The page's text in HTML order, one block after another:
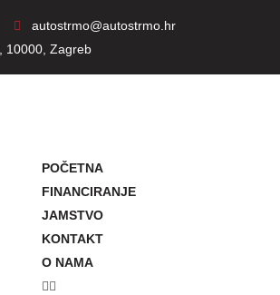
autostrmo@autostrmo.hr
10000, Zagreb
POČETNA
FINANCIRANJE
JAMSTVO
KONTAKT
O NAMA